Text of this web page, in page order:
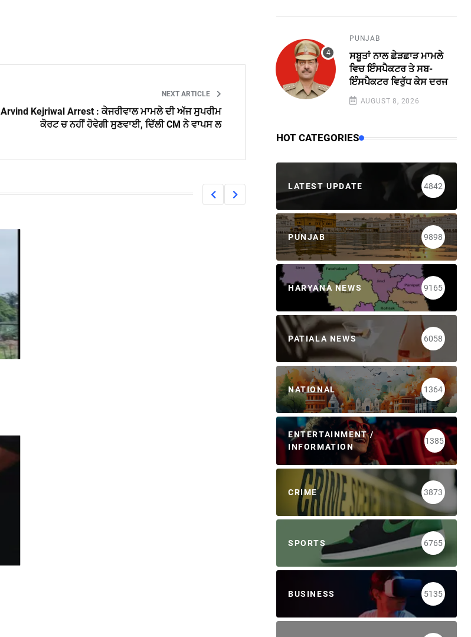
NEXT ARTICLE
Arvind Kejriwal Arrest : ਕੇਜਰੀਵਾਲ ਮਾਮਲੇ ਦੀ ਅੱਜ ਸੁਪਰੀਮ
ਕੋਰਟ ਚ ਨਹੀਂ ਹੋਵੇਗੀ ਸੁਣਵਾਈ, ਦਿੱਲੀ CM ਨੇ ਵਾਪਸ ਲ
PUNJAB
ਸਬੂਤਾਂ ਨਾਲ ਛੇੜਛਾੜ ਮਾਮਲੇ
ਵਿਚ ਇੰਸਪੈਕਟਰ ਤੇ ਸਬ-
ਇੰਸਪੈਕਟਰ ਵਿਰੁੱਧ ਕੇਸ ਦਰਜ
AUGUST 8, 2026
HOT CATEGORIES
LATEST UPDATE 4842
PUNJAB 9898
HARYANA NEWS 9165
PATIALA NEWS 6058
NATIONAL 1364
ENTERTAINMENT /
INFORMATION
1385
CRIME 3873
SPORTS 6765
BUSINESS 5135